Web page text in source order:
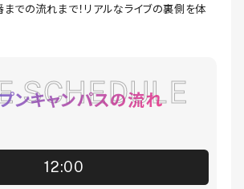
での流れまで！リアルなライブの裏側を体
SCHEDULE
ンキャンパスの流れ
12:00